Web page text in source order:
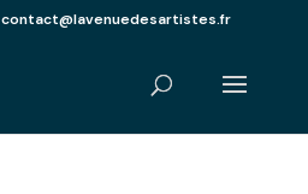
contact@lavenuedesartistes.fr